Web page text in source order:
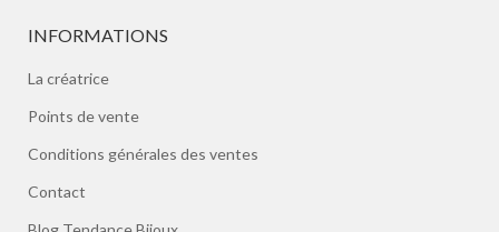
INFORMATIONS
La créatrice
Points de vente
Conditions générales des ventes
Contact